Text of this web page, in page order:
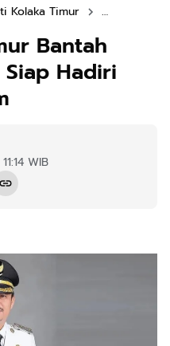
Kolaka Timur Kolaka Timur
Bantah
Hadiri
WIB